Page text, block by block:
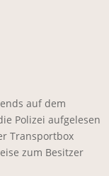
auf dem
Polizei aufgelesen
Transportbox
zum Besitzer